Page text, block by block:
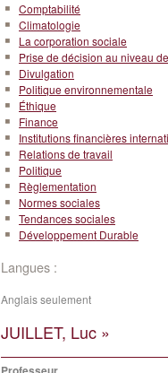
Comptabilité
Climatologie
La corporation sociale
Prise de décision au niveau
Divulgation
Politique environnementale
Éthique
Finance
Institutions financières
Relations de travail
Politique
Règlementation
Normes sociales
Tendances sociales
Développement Durable
Langues :
Anglais seulement
JUILLET, Luc »